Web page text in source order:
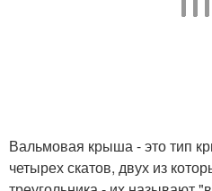
Вальмовая крыша - это тип
четырех скатов, двух из